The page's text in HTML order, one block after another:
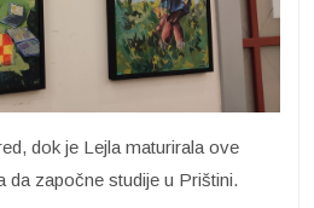
dok je Lejla maturirala ove
da započne studije u Prištini.